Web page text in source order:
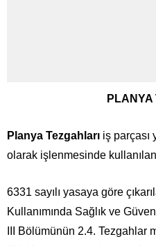
PLANYA
Planya Tezgahları iş parçası
olarak işlenmesinde
6331 sayılı yasaya göre
Kullanımında Sağlık ve
III Bölümünün 2.4. Tezgahlar